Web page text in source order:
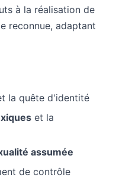
à la réalisation de
reconnue, adaptant
la quête d'identité
et la
assumée
de contrôle